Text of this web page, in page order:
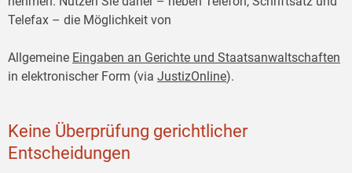
Telefax – die Möglichkeit von
Allgemeine Eingaben an Gerichte und Staatsanwaltschaften
in elektronischer Form (via JustizOnline).
Keine Überprüfung gerichtlicher
Entscheidungen